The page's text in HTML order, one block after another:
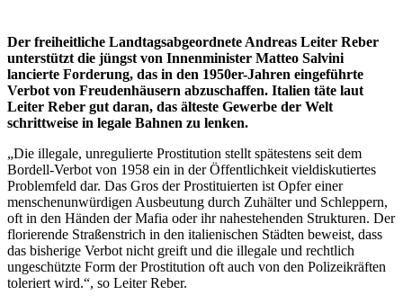
Der freiheitliche Landtagsabgeordnete Andreas Leiter Reber
unterstützt die jüngst von Innenminister Matteo Salvini
lancierte Forderung, das in den 1950er-Jahren eingeführte
Verbot von Freudenhäusern abzuschaffen. Italien täte laut
Leiter Reber gut daran, das älteste Gewerbe der Welt
schrittweise in legale Bahnen zu lenken.
„Die illegale, unregulierte Prostitution stellt spätestens seit dem
Bordell-Verbot von 1958 ein in der Öffentlichkeit vieldiskutiertes
Problemfeld dar. Das Gros der Prostituierten ist Opfer einer
menschenunwürdigen Ausbeutung durch Zuhälter und Schleppern,
oft in den Händen der Mafia oder ihr nahestehenden Strukturen. Der
florierende Straßenstrich in den italienischen Städten beweist, dass
das bisherige Verbot nicht greift und die illegale und rechtlich
ungeschützte Form der Prostitution oft auch von den Polizeikräften
toleriert wird.“, so Leiter Reber.